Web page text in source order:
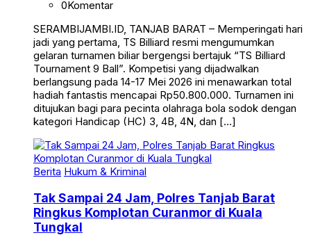
jadi yang pertama, TS Billiard resmi mengumumkan
gelaran turnamen biliar bergengsi bertajuk “TS Billiard
Tournament 9 Ball”. Kompetisi yang dijadwalkan
berlangsung pada 14-17 Mei 2026 ini menawarkan total
hadiah fantastis mencapai Rp50.800.000. Turnamen ini
ditujukan bagi para pecinta olahraga bola sodok dengan
kategori Handicap (HC) 3, 4B, 4N, dan […]
Berita Hukum & Kriminal
Ringkus Komplotan Curanmor di Kuala
Tungkal